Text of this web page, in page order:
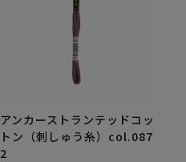
アンカーストランテッドコッ
トン（刺しゅう糸）col.087
2